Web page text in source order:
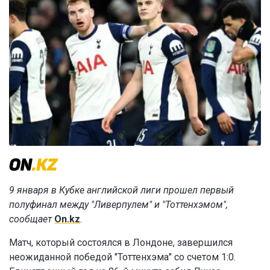
9 января в Кубке английской лиги прошел первый
полуфинал между "Ливерпулем" и "Тоттенхэмом",
сообщает On.kz.
Матч, который состоялся в Лондоне, завершился
неожиданной победой "Тоттенхэма" со счетом 1:0.